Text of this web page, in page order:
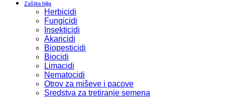
Zaštita bilja
Herbicidi
Fungicidi
Insekticidi
Akaricidi
Biopesticidi
Biocidi
Limacidi
Nematocidi
Otrov za miševe i pacove
Sredstva za tretiranje semena